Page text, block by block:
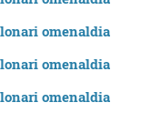
dira. Ikusi gure
helburutarako